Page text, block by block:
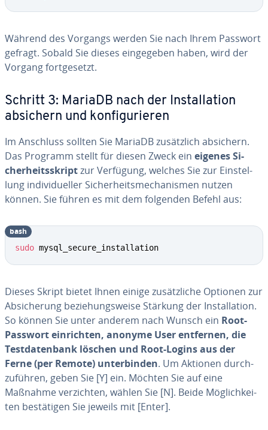
Während des Vorgangs werden Sie nach Ihrem Passwort
gefragt. Sobald Sie dieses ein­ge­ge­ben haben, wird der
Vorgang fort­ge­setzt.
Schritt 3: MariaDB nach der In­stal­la­ti­on
absichern und kon­fi­gu­rie­ren
Im Anschluss sollten Sie MariaDB zu­sätz­lich absichern.
Das Programm stellt für diesen Zweck ein eigenes Si­
cher­heits­skriptzur Verfügung, welches Sie zur Ein­stel­
lung in­di­vi­du­el­ler Si­cher­heits­me­cha­nis­men nutzen
können. Sie führen es mit dem folgenden Befehl aus:
sudo mysql_secure_installation
bash
Dieses Skript bietet Ihnen einige zu­sätz­li­che Optionen zur
Ab­si­che­rung be­zie­hungs­wei­se Stärkung der In­stal­la­ti­on.
So können Sie unter anderem nach Wunsch ein Root-
Passwort ein­rich­ten, anonyme User entfernen, die
Test­da­ten­bank löschen und Root-Logins aus der
Ferne (per Remote) un­ter­bin­den. Um Aktionen durch­
zu­füh­ren, geben Sie [Y] ein. Möchten Sie auf eine
Maßnahme ver­zich­ten, wählen Sie [N]. Beide Mög­lich­kei­
ten be­stä­ti­gen Sie jeweils mit [Enter].